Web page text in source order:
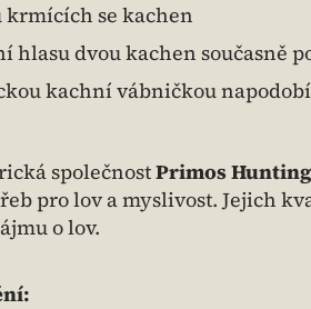
se kachen
hlasu dvou kachen
kachní vábničkou
společnostPrimos Hunting
pro lov a myslivost. Jejich
o lov.